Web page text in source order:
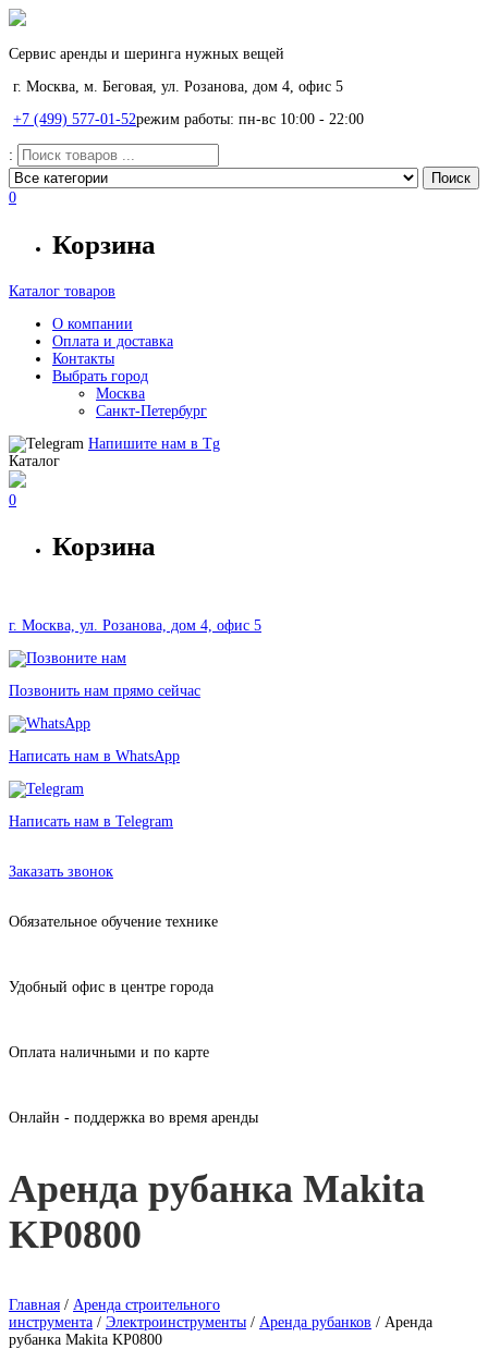
Сервис аренды и шеринга нужных вещей
г. Москва, м. Беговая, ул. Розанова, дом 4, офис 5
+7 (499) 577-01-52режим работы: пн-вс 10:00 - 22:00
:
0
Корзина
Каталог товаров
О компании
Оплата и доставка
Контакты
Выбрать город
Москва
Санкт-Петербург
Напишите нам в Tg
Каталог
0
Корзина
г. Москва, ул. Розанова, дом 4, офис 5
Позвонить нам прямо сейчас
Написать нам в WhatsApp
Написать нам в Telegram
Заказать звонок
Обязательное обучение технике
Удобный офис в центре города
Оплата наличными и по карте
Онлайн - поддержка во время аренды
Аренда рубанка Makita
KP0800
Главная / Аренда строительного
инструмента / Электроинструменты / Аренда рубанков / Аренда
рубанка Makita KP0800